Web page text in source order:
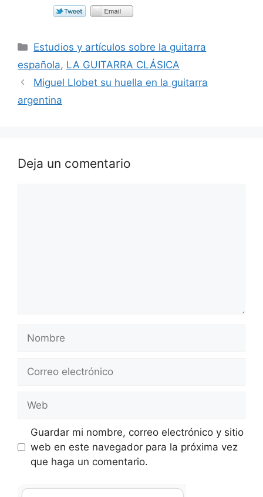
Categorías
Estudios y artículos sobre la guitarra
española, LA GUITARRA CLÁSICA
Miguel Llobet su huella en la guitarra
argentina
Deja un comentario
electrónico
Guardar mi nombre, correo electrónico y sitio
web en este navegador para la próxima vez
que haga un comentario.